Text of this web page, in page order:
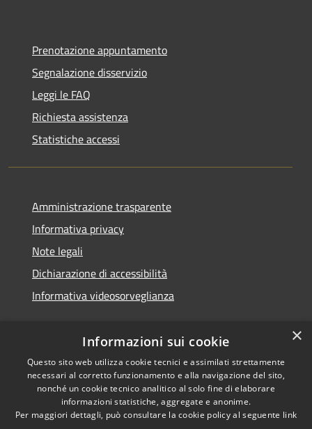
Prenotazione appuntamento
Segnalazione disservizio
Leggi le FAQ
Richiesta assistenza
Statistiche accessi
Amministrazione trasparente
Informativa privacy
Note legali
Dichiarazione di accessibilità
Informativa videosorveglianza
RSS
Accessibilità
Privacy
Copyright © 2026 • Comune di
Acate • Powered by
Municipium•Accesso
×
Informazioni sui cookie
Questo sito web utilizza cookie tecnici e assimilati strettamente
necessari al corretto funzionamento e alla navigazione del sito,
nonché un cookie tecnico analitico al solo fine di elaborare
informazioni statistiche, aggregate e anonime.
Per maggiori dettagli, può consultare la cookie policy al seguente link